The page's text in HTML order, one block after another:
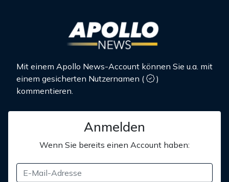
Mit einem Apollo News-Account können Sie u.a. mit
einem gesicherten Nutzernamen (
)
kommentieren.
Anmelden
Wenn Sie bereits einen Account haben: